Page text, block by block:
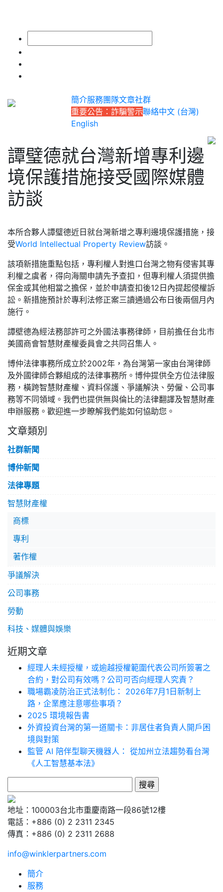
簡介服務團隊文章社群
重要公告：詐騙警示聯絡中文 (台灣)
English
譚璧德就台灣新增專利邊
境保護措施接受國際媒體
訪談
本所合夥人譚璧德近日就台灣新增之專利邊境保護措施，接
受World Intellectual Property Review訪談。
該項新措施重點包括，專利權人對進口台灣之物有侵害其專
利權之虞者，得向海關申請先予查扣，但專利權人須提供擔
保金或其他相當之擔保，並於申請查扣後12日內提起侵權訴
訟。新措施預計於專利法修正案三讀通過公布日後兩個月內
施行。
譚壁德為經法務部許可之外國法事務律師，目前擔任台北市
美國商會智慧財產權委員會之共同召集人。
博仲法律事務所成立於2002年，為台灣第一家由台灣律師
及外國律師合夥組成的法律事務所。博仲提供全方位法律服
務，橫跨智慧財產權、資料保護、爭議解決、勞僱、公司事
務等不同領域。我們也提供無與倫比的法律翻譯及智慧財產
申辦服務。歡迎進一步瞭解我們能如何協助您。
文章類別
社群新聞
博仲新聞
法律專題
智慧財產權
商標
專利
著作權
爭議解決
公司事務
勞動
科技、媒體與娛樂
近期文章
經理人未經授權，或逾越授權範圍代表公司所簽署之
合約，對公司有效嗎？公司可否向經理人究責？
職場霸凌防治正式法制化： 2026年7月1日新制上
路，企業應注意哪些事項？
2025 環境報告書
外資投資台灣的第一道關卡：非居住者負責人開戶困
境與對策
監管 AI 陪伴型聊天機器人： 從加州立法趨勢看台灣
《人工智慧基本法》
尋
關
鍵
字:
地址：100003台北市重慶南路一段86號12樓
電話：+886 (0) 2 2311 2345
傳真：+886 (0) 2 2311 2688
info@winklerpartners.com
簡介
服務